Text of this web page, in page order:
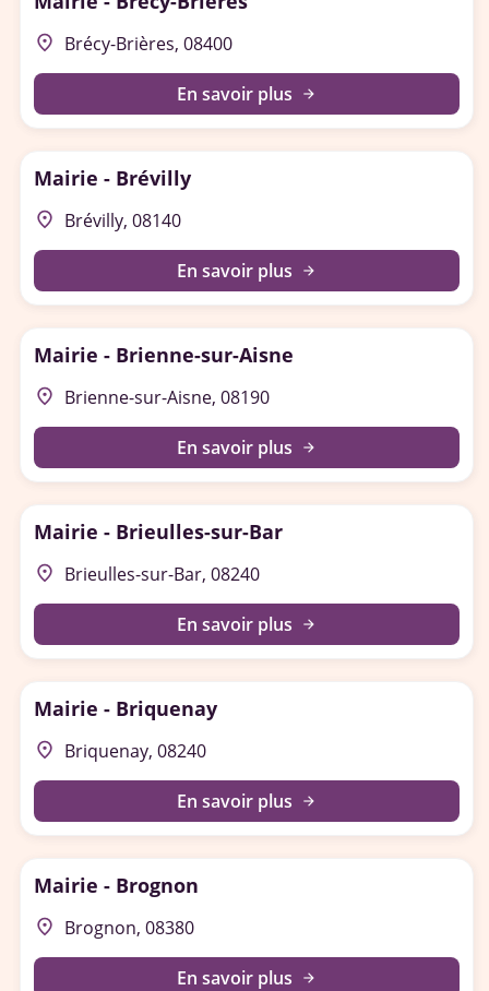
place Brécy-Brières, 08400
En savoir plus arrow_forward
Mairie - Brévilly
place Brévilly, 08140
En savoir plus arrow_forward
Mairie - Brienne-sur-Aisne
place Brienne-sur-Aisne, 08190
En savoir plus arrow_forward
Mairie - Brieulles-sur-Bar
place Brieulles-sur-Bar, 08240
En savoir plus arrow_forward
Mairie - Briquenay
place Briquenay, 08240
En savoir plus arrow_forward
Mairie - Brognon
place Brognon, 08380
En savoir plus arrow_forward